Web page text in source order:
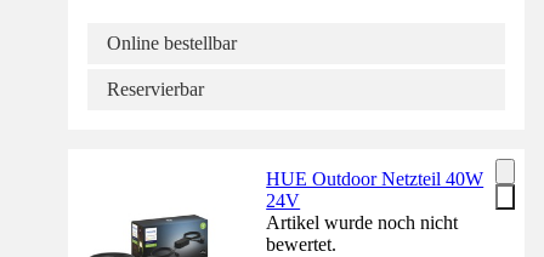
Online bestellbar
Reservierbar
HUE Outdoor Netzteil 40W
24V
Artikel wurde noch nicht
bewertet.